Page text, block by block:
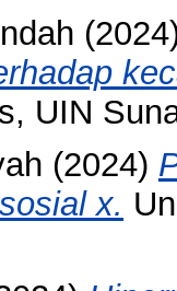
UIN
(2024)
x.